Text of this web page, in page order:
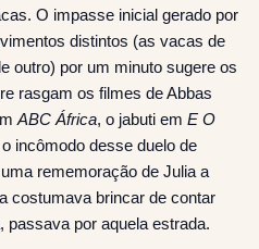
O impasse inicial gerado por
distintos (as vacas de
outro) por um minuto sugere os
rasgam os filmes de Abbas
ABC África, o jabuti em E O
incômodo desse duelo de
rememoração de Julia a
costumava brincar de contar
passava por aquela estrada.